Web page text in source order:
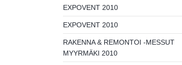
EXPOVENT 2010
EXPOVENT 2010
RAKENNA & REMONTOI -MESSUT
MYYRMÄKI 2010